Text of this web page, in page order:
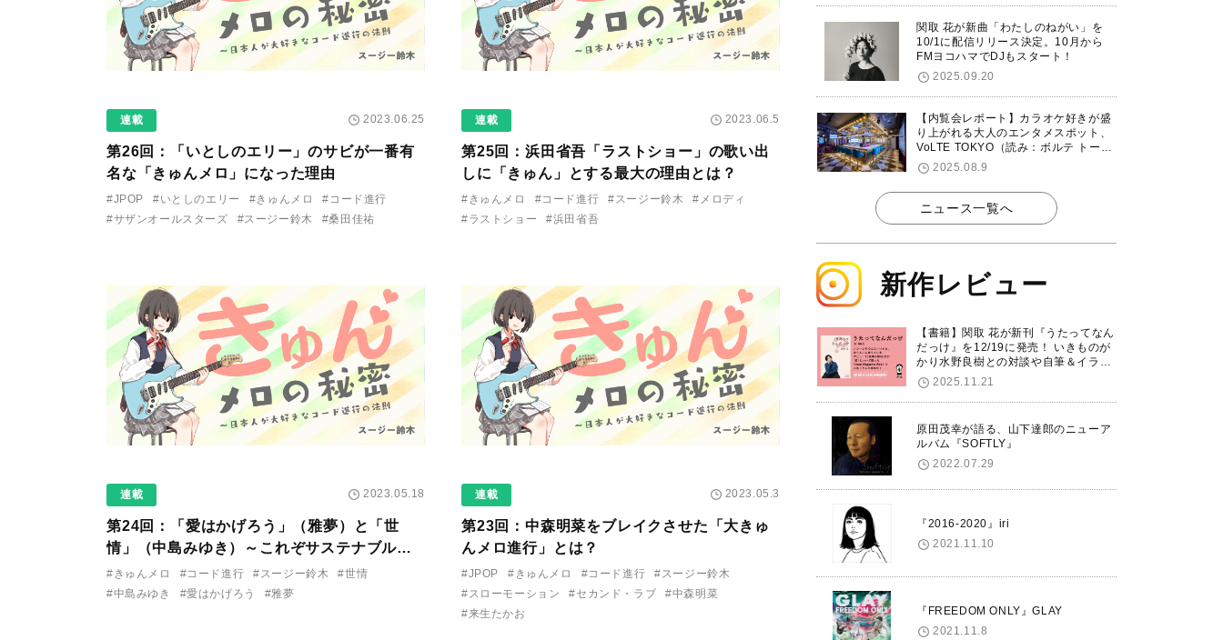
連載 2023.06.25
第26回：「いとしのエリー」のサビが一番有
名な「きゅんメロ」になった理由
#JPOP #いとしのエリー #きゅんメロ
#コード進行
#サザンオールスターズ
#スージー鈴木 #桑田佳祐
連載 2023.06.5
第25回：浜田省吾「ラストショー」の歌い出
しに「きゅん」とする最大の理由とは？
#きゅんメロ #コード進行 #スージー鈴木
#メロディ
#ラストショー
#浜田省吾
連載 2023.05.18
第24回：「愛はかげろう」（雅夢）と「世
情」（中島みゆき）～これぞサステナブルな
【枯葉進行】
#きゅんメロ #コード進行 #スージー鈴木
#世情
#中島みゆき
#愛はかげろう #雅夢
連載 2023.05.3
第23回：中森明菜をブレイクさせた「大きゅ
んメロ進行」とは？
#JPOP #きゅんメロ #コード進行
#スージー鈴木
#スローモーション
#セカンド・ラブ
#中森明菜
#来生たかお
関取 花が新曲「わたしのねがい」を
10/1に配信リリース決定。10月から
FMヨコハマでDJもスタート！
2025.09.20
【内覧会レポート】カラオケ好きが盛
り上がれる大人のエンタメスポット、
VoLTE TOKYO（読み：ボルテ トーキ
ョー）が東京・品川に8/8グランドオ
ープン！
2025.08.9
ニュース一覧へ
新作レビュー
【書籍】関取 花が新刊『うたってなん
だっけ』を12/19に発売！ いきものが
かり水野良樹との対談や自筆＆イラス
トで綴る自分史も掲載。さらに自身の
誕生日12/18に渋谷で出版記念イベン
トを開催！
2025.11.21
原田茂幸が語る、山下達郎のニューア
ルバム『SOFTLY』
2022.07.29
『2016-2020』iri
2021.11.10
『FREEDOM ONLY』GLAY
2021.11.8